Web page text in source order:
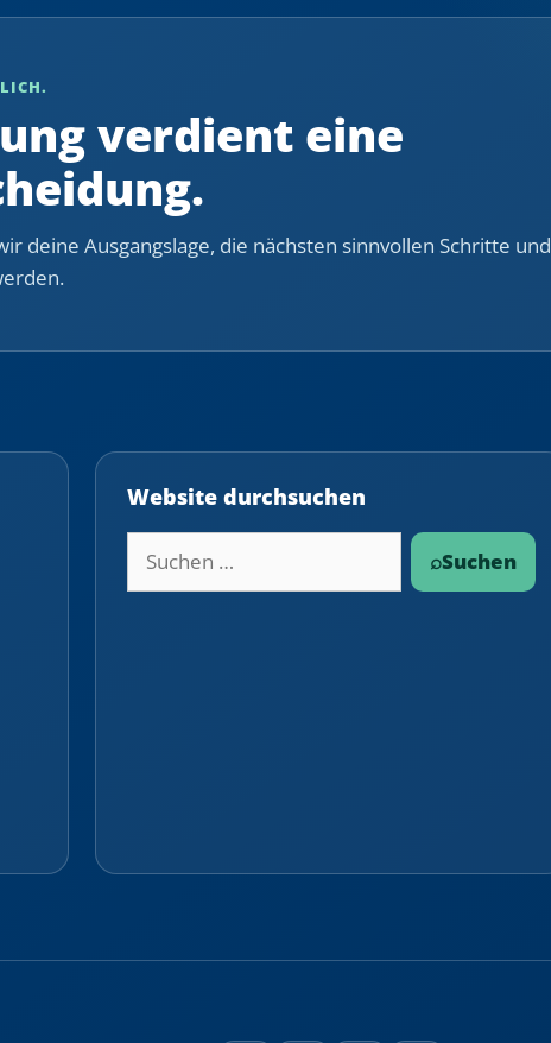
verdient eine
deine Ausgangslage, die nächsten sinnvollen Schritte und
Website durchsuchen
⌕Suchen